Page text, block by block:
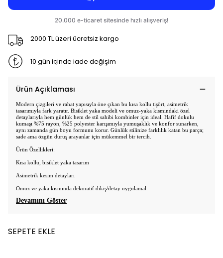
2000 TL üzeri ücretsiz kargo
10 gün içinde iade değişim
Ürün Açıklaması
Modern çizgileri ve rahat yapısıyla öne çıkan bu kısa kollu tişört, asimetrik
tasarımıyla fark yaratır. Bisiklet yaka modeli ve omuz-yaka kısmındaki özel
detaylarıyla hem günlük hem de stil sahibi kombinler için ideal. Hafif dokulu
kumaşı %75 rayon, %25 polyester karışımıyla yumuşaklık ve konfor sunarken,
aynı zamanda gün boyu formunu korur. Günlük stilinize farklılık katan bu parça;
sade ama özgün duruş arayanlar için mükemmel bir tercih.
Ürün Özellikleri:
Kısa kollu, bisiklet yaka tasarım
Asimetrik kesim detayları
Omuz ve yaka kısmında dekoratif dikiş/detay uygulamal
Devamını Göster
SEPETE EKLE